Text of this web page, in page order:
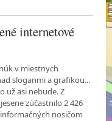
internetové
v miestnych
sloganmi a grafikou...
už asi nebude. Z
zúčastnilo 2 426
nosičom